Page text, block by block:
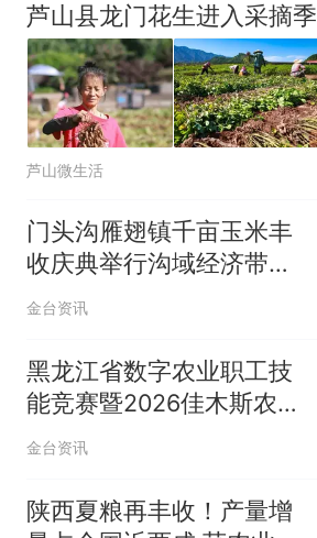
芦山县龙门花生进入采摘季
芦山微生活
门头沟雁翅镇千亩玉米丰
收庆典举行沟域经济带动
深山农业发展
金台资讯
黑龙江省数字农业职工技
能竞赛暨2026佳木斯农机
展销会开幕
金台资讯
陕西夏粮再丰收！产量增